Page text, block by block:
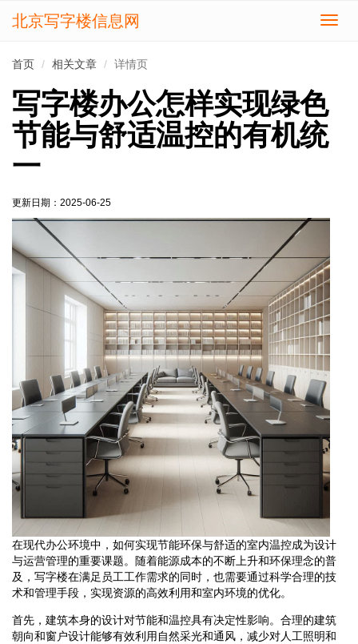
切
北京写字楼信息网
首页 相关文章 详情页
写字楼办公怎样实现绿色
节能与舒适温控的有机统
一
更新日期： 2025-06-25
在现代办公环境中，如何实现节能环保与舒适的室内温控成为设计
与运营管理的重要课题。随着能源成本的不断上升和环保理念的普
及，写字楼在满足员工工作需求的同时，也需要通过科学合理的技
术和管理手段，实现资源的高效利用和室内环境的优化。
首先，建筑本身的设计对节能和温控具有决定性影响。合理的建筑
朝向和窗户设计能够有效利用自然采光和通风，减少对人工照明和